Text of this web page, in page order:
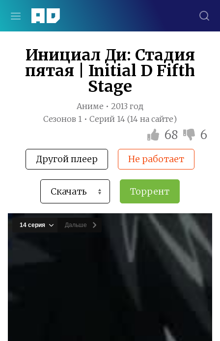
Инициал Ди: Стадия
пятая | Initial D Fifth
Stage
Аниме • 2013 год
Сезонов 1 • Серий 14 (14 на сайте)
68 6
Другой плеер Не работает
Торрент